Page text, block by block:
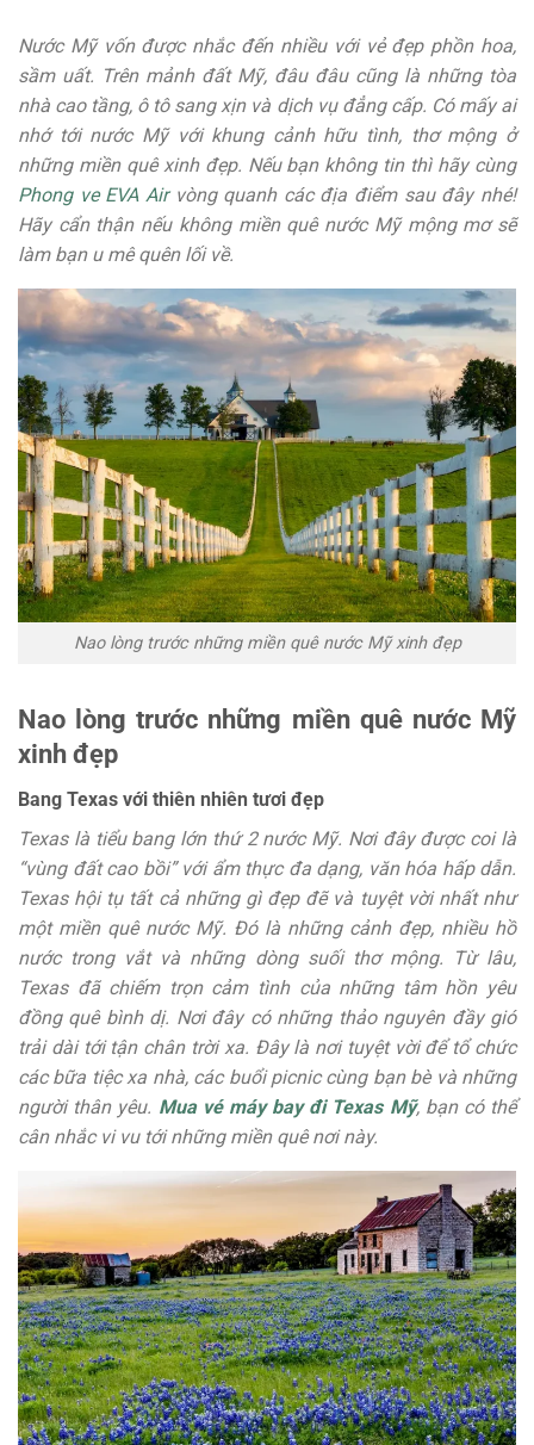
Nước Mỹ vốn được nhắc đến nhiều với vẻ đẹp phồn hoa,
sầm uất. Trên mảnh đất Mỹ, đâu đâu cũng là những tòa
nhà cao tầng, ô tô sang xịn và dịch vụ đẳng cấp. Có mấy ai
nhớ tới nước Mỹ với khung cảnh hữu tình, thơ mộng ở
những miền quê xinh đẹp. Nếu bạn không tin thì hãy cùng
Phong ve EVA Airvòng quanh các địa điểm sau đây nhé!
Hãy cẩn thận nếu không miền quê nước Mỹ mộng mơ sẽ
làm bạn u mê quên lối về.
Nao lòng trước những miền quê nước Mỹ xinh đẹp
Nao lòng trước những miền quê nước Mỹ
xinh đẹp
Bang Texas với thiên nhiên tươi đẹp
Texas là tiểu bang lớn thứ 2 nước Mỹ. Nơi đây được coi là
“vùng đất cao bồi” với ẩm thực đa dạng, văn hóa hấp dẫn.
Texas hội tụ tất cả những gì đẹp đẽ và tuyệt vời nhất như
một miền quê nước Mỹ. Đó là những cảnh đẹp, nhiều hồ
nước trong vắt và những dòng suối thơ mộng. Từ lâu,
Texas đã chiếm trọn cảm tình của những tâm hồn yêu
đồng quê bình dị. Nơi đây có những thảo nguyên đầy gió
trải dài tới tận chân trời xa. Đây là nơi tuyệt vời để tổ chức
các bữa tiệc xa nhà, các buổi picnic cùng bạn bè và những
người thân yêu. Mua vé máy bay đi Texas Mỹ, bạn có thể
cân nhắc vi vu tới những miền quê nơi này.